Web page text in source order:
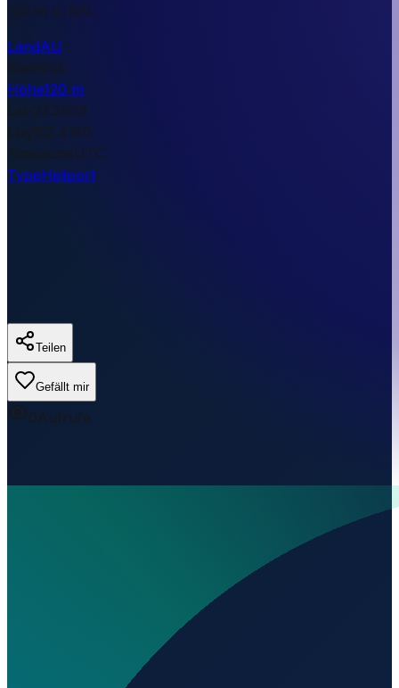
120 m ü. NN.
LandAU
StadtEsk
Höhe120 m
Lat-27.2409
Lng152.4180
TimezoneUTC
TypeHeliport
Teilen
Gefällt mir
0Aufrufe